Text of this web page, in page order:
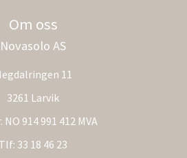
Om oss
Novasolo AS
11
3261 Larvik
NO 914 991 412 MVA
Tlf: 33 18 46 23